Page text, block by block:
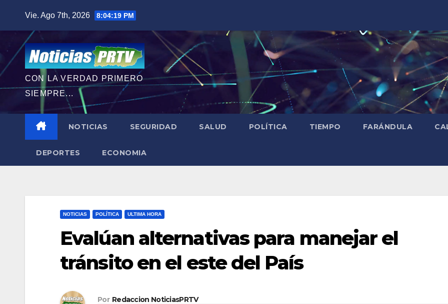
contenido
Vie. Ago 7th, 2026 8:04:21 PM
CON LA VERDAD PRIMERO
SIEMPRE...
NOTICIAS SEGURIDAD SALUD POLÍTICA TIEMPO FARÁNDULA
DEPORTES ECONOMIA
NOTICIAS POLÍTICA ULTIMA HORA
Evalúan alternativas para manejar el
tránsito en el este del País
Por Redaccion NoticiasPRTV